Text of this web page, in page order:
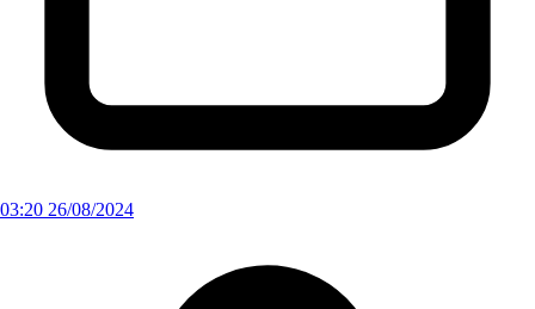
03:20 26/08/2024